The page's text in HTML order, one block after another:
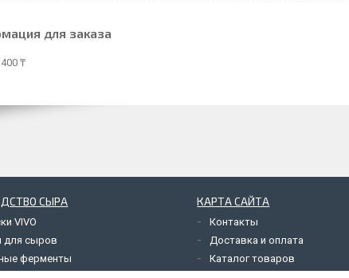
для заказа
₸
СЫРА
VIVO
сыров
ферменты
КАРТА САЙТА
Контакты
Доставка и оплата
Каталог товаров